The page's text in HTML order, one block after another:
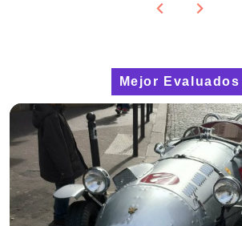
Mejor Evaluados